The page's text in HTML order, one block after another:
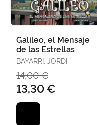
Galileo, el Mensaje
de las Estrellas
BAYARRI, JORDI
14,00 €
13,30 €